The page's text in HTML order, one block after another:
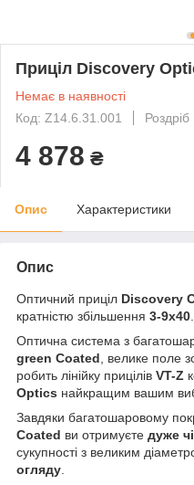
Приціл Discovery
Немає в наявності
Код: Z14.6.31.001
Роздріб
4 878 ₴
Опис Характеристики
Опис
Оптичний приціл Discovery
кратністю збільшення 3-9х40
Оптична система з
green Coated , велике поле
робить лінійку прицілів VT-Z
Optics найкращим вашим
Завдяки багатошаровому
Coated ви отримуєте дуже
сукупності з великим
огляду